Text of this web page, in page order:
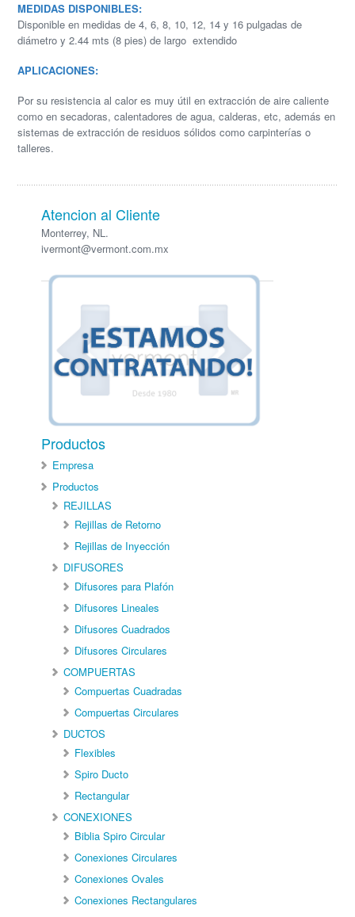
MEDIDAS DISPONIBLES:
Disponible en medidas de 4, 6, 8, 10, 12, 14 y 16 pulgadas de
diámetro y 2.44 mts (8 pies) de largo extendido
APLICACIONES:
Por su resistencia al calor es muy útil en extracción de aire caliente
como en secadoras, calentadores de agua, calderas, etc, además en
sistemas de extracción de residuos sólidos como carpinterías o
talleres.
Atencion al Cliente
Monterrey, NL.
ivermont@vermont.com.mx
Productos
Empresa
Productos
REJILLAS
Rejillas de Retorno
Rejillas de Inyección
DIFUSORES
Difusores para Plafón
Difusores Lineales
Difusores Cuadrados
Difusores Circulares
COMPUERTAS
Compuertas Cuadradas
Compuertas Circulares
DUCTOS
Flexibles
Spiro Ducto
Rectangular
CONEXIONES
Biblia Spiro Circular
Conexiones Circulares
Conexiones Ovales
Conexiones Rectangulares